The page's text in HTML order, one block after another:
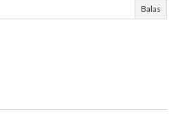
Balas